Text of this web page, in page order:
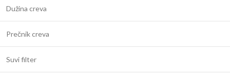
Dužina creva
Prečnik creva
Suvi filter